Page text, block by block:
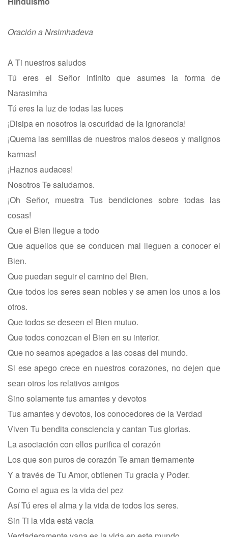
Oración a Nrsimhadeva
A Ti nuestros saludos
Tú eres el Señor Infinito que asumes la forma de
Narasimha
Tú eres la luz de todas las luces
¡Disipa en nosotros la oscuridad de la ignorancia!
¡Quema las semillas de nuestros malos deseos y malignos
karmas!
¡Haznos audaces!
Nosotros Te saludamos.
¡Oh Señor, muestra Tus bendiciones sobre todas las
cosas!
Que el Bien llegue a todo
Que aquellos que se conducen mal lleguen a conocer el
Bien.
Que puedan seguir el camino del Bien.
Que todos los seres sean nobles y se amen los unos a los
otros.
Que todos se deseen el Bien mutuo.
Que todos conozcan el Bien en su interior.
Que no seamos apegados a las cosas del mundo.
Si ese apego crece en nuestros corazones, no dejen que
sean otros los relativos amigos
Sino solamente tus amantes y devotos
Tus amantes y devotos, los conocedores de la Verdad
Viven Tu bendita consciencia y cantan Tus glorias.
La asociación con ellos purifica el corazón
Los que son puros de corazón Te aman tiernamente
Y a través de Tu Amor, obtienen Tu gracia y Poder.
Como el agua es la vida del pez
Así Tú eres el alma y la vida de todos los seres.
Sin Ti la vida está vacía